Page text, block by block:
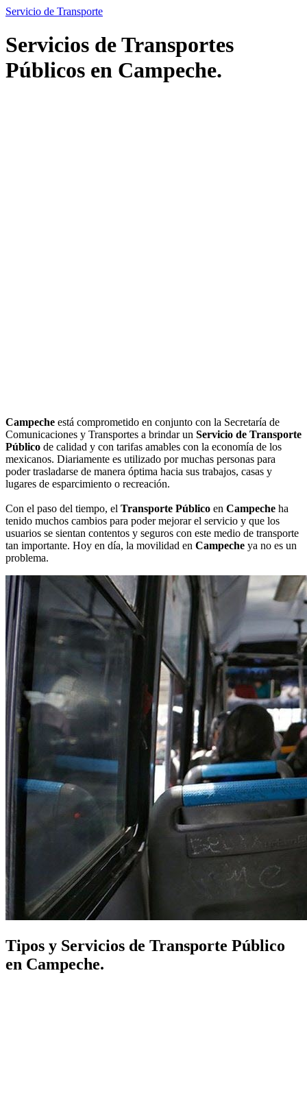
Servicio de Transporte
Servicios de Transportes
Públicos en Campeche.
Campeche está comprometido en conjunto con la Secretaría de
Comunicaciones y Transportes a brindar un Servicio de Transporte
Público de calidad y con tarifas amables con la economía de los
mexicanos. Diariamente es utilizado por muchas personas para
poder trasladarse de manera óptima hacia sus trabajos, casas y
lugares de esparcimiento o recreación.
Con el paso del tiempo, el Transporte Público en Campeche ha
tenido muchos cambios para poder mejorar el servicio y que los
usuarios se sientan contentos y seguros con este medio de transporte
tan importante. Hoy en día, la movilidad en Campeche ya no es un
problema.
Tipos y Servicios de Transporte Público
en Campeche.